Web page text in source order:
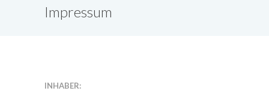
Impressum
INHABER: